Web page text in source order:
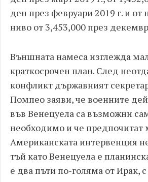
ден през февруари 2019 г. и от
ниво от 3,453,000 през
Външната намеса изглежда
краткосрочен план. След
конфликт държавният
Помпео заяви, че военните
във Венецуела са възможни
необходимо и че предпочитат
Американската интервенция
тъй като Венецуела е
е два пъти по-голяма от Ирак,